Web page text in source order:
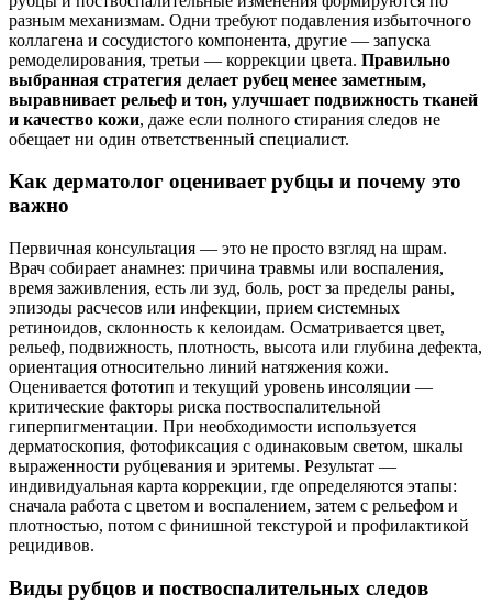
разным механизмам. Одни требуют подавления избыточного
коллагена и сосудистого компонента, другие — запуска
ремоделирования, третьи — коррекции цвета. Правильно
выбранная стратегия делает рубец менее заметным,
выравнивает рельеф и тон, улучшает подвижность тканей
и качество кожи, даже если полного стирания следов не
обещает ни один ответственный специалист.
Как дерматолог оценивает рубцы и почему это
важно
Первичная консультация — это не просто взгляд на шрам.
Врач собирает анамнез: причина травмы или воспаления,
время заживления, есть ли зуд, боль, рост за пределы раны,
эпизоды расчесов или инфекции, прием системных
ретиноидов, склонность к келоидам. Осматривается цвет,
рельеф, подвижность, плотность, высота или глубина дефекта,
ориентация относительно линий натяжения кожи.
Оценивается фототип и текущий уровень инсоляции —
критические факторы риска поствоспалительной
гиперпигментации. При необходимости используется
дерматоскопия, фотофиксация с одинаковым светом, шкалы
выраженности рубцевания и эритемы. Результат —
индивидуальная карта коррекции, где определяются этапы:
сначала работа с цветом и воспалением, затем с рельефом и
плотностью, потом с финишной текстурой и профилактикой
рецидивов.
Виды рубцов и поствоспалительных следов